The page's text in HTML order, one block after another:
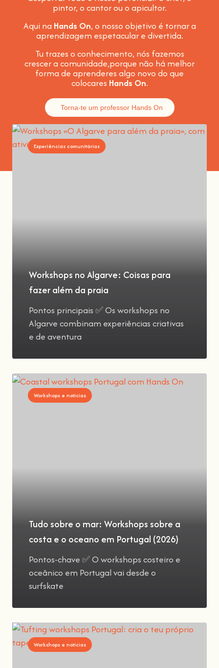
pintor, o cantor ou o apicultor.
Aqui na Hands On, o nosso objetivo é tornar a
aprendizagem espetacular e divertida.
Tu trazes o conhecimento, nós fazemos
crescer a comunidade,porque não há melhor
forma de aprenderes algo novo do que
colocares Hands On.
Torna-te um professor Hands On
Experiências comunitárias
Workshops no Algarve: Coisas para
fazer além da praia
Pontos principais ✅ Os workshops no
Algarve combinam experiências criativas
e de aventura
Workshops e notícias
Tudo sobre o mar: Workshops sobre a
costa e o oceano em Portugal (2026)
Pontos-chave ✅ O workshops costeiro e
oceânico em Portugal vai desde o
surfskate
Workshops e notícias